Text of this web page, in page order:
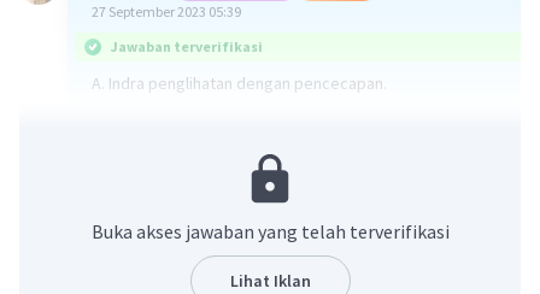
27 September 2023 05:39
Jawaban terverifikasi
A. Indra penglihatan dengan pencecapan.
Buka akses jawaban yang telah terverifikasi
Lihat Iklan